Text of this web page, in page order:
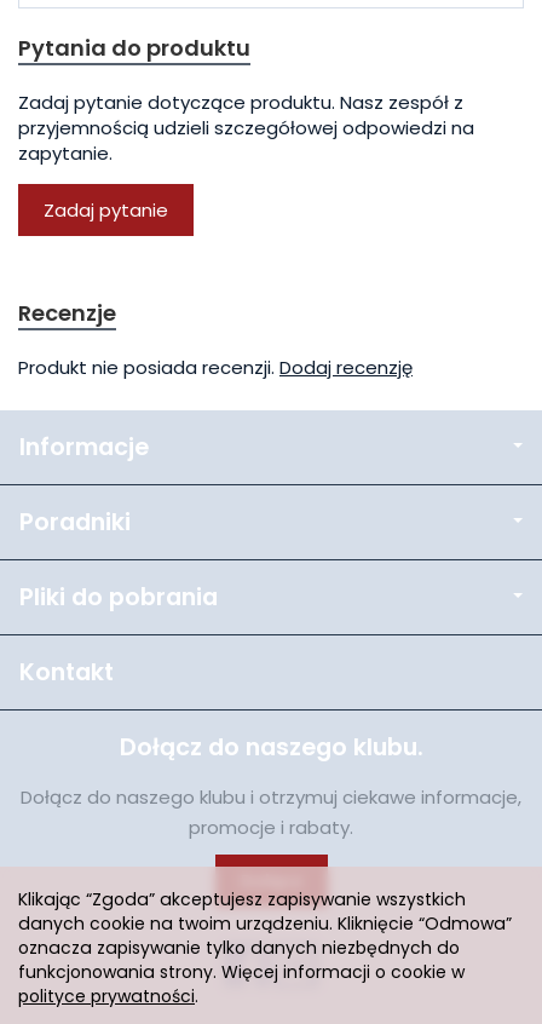
Pytania do produktu
Zadaj pytanie dotyczące produktu. Nasz zespół z
przyjemnością udzieli szczegółowej odpowiedzi na
zapytanie.
Zadaj pytanie
Recenzje
Produkt nie posiada recenzji. Dodaj recenzję
Informacje
Poradniki
Pliki do pobrania
Kontakt
Dołącz do naszego klubu.
Dołącz do naszego klubu i otrzymuj ciekawe informacje,
promocje i rabaty.
Klikając “Zgoda” akceptujesz zapisywanie wszystkich
danych cookie na twoim urządzeniu. Kliknięcie “Odmowa”
oznacza zapisywanie tylko danych niezbędnych do
funkcjonowania strony. Więcej informacji o cookie w
polityce prywatności.